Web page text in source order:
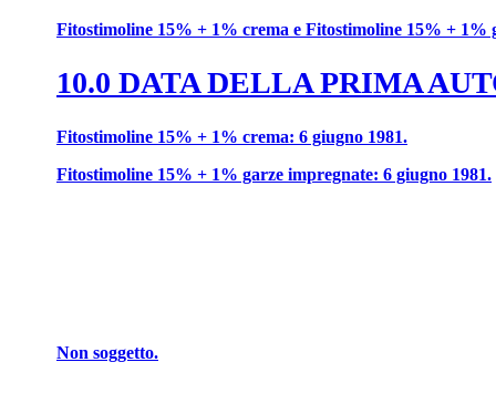
Fitostimoline 15% + 1% crema e Fitostimoline 15% + 1%
10.0 DATA DELLA PRIMA
Fitostimoline 15% + 1% crema: 6 giugno 1981.
Fitostimoline 15% + 1% garze impregnate: 6 giugno 1981.
Non soggetto.